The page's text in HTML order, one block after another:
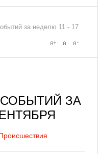
за неделю 11 - 17
ЗА